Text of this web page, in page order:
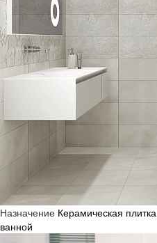
Назначение Керамическая плитка
ванной